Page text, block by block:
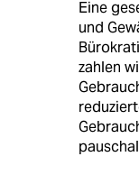
Eine
und
zahlen